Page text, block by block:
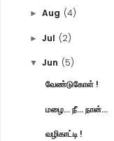
► Aug (4)
► Jul (2)
▼ Jun (5)
வேண்டுகோள் !
மழை... நீ... நான்...
வழிகாட்டி !